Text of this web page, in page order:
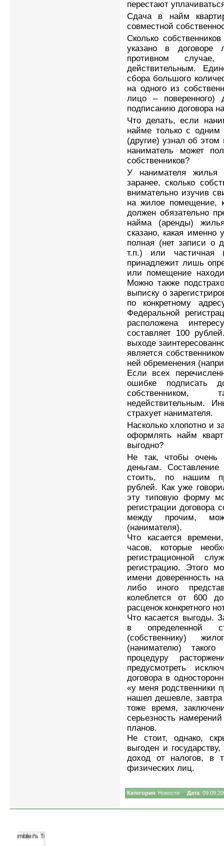
перестают
Сдача в найм
совместной
Сколько
указано в договоре
противном
действительным.
сбора большого
на одного из
лицо – поверенного)
подписанию договора
Что делать, если
найме только с одним
(другие) узнал об этом
наниматель может
собственников?
У нанимателя жилья
заранее, сколько
внимательно изучив
на жилое помещение,
должен обязательно
найма (аренды)
сказано, какая именно
полная (нет записи о
т.п.) или
принадлежит лишь
или помещение
Можно также
выписку о
по конкретному
Федеральной
расположена
составляет 100
выходе
является
ней обременения
Если всех
ошибке подписать
собственником,
недействительным.
страхует нанимателя.
Насколько хлопотно и
оформлять найм
выгодно?
Не так, чтобы
деньгам.
стоить, по нашим
рублей. Как уже
эту типовую форму
регистрации договора
между прочим,
(нанимателя).
Что касается
часов, которые
регистрационной
регистрацию. Этого
имени доверенность
либо иного
колеблется от 600
расценок конкретного
Что касается выгоды.
в определенной
(собственнику)
(нанимателю)
процедуру
предусмотреть
договора в
«у меня родственники
нашел дешевле,
тоже время,
серьезность
планов.
Не стоит, однако,
выгоден и
доход от налогов, в
физических лиц.
Категория: Новости Дата: